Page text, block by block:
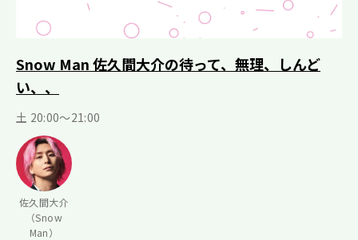
Snow Man 佐久間大介の待って、無理、しんど
い、、
土 20:00～21:00
佐久間大介
（Snow
Man）